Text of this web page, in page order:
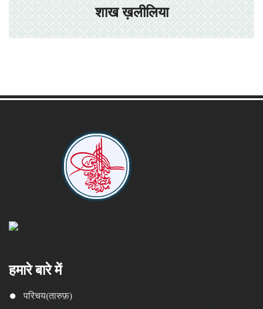
शाख ख़लीलिया
हमारे बारे में
परिचय(तारुफ़)